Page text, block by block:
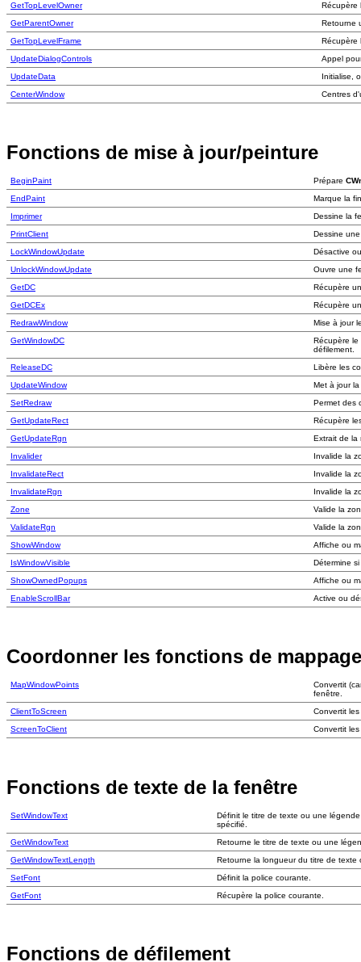
GetTopLevelOwner
Récupère
GetParentOwner
Retourne
GetTopLevelFrame
Récupère
UpdateDialogControls
Appel
UpdateData
Initialise,
CenterWindow
Centres
Fonctions de mise à jour/peinture
BeginPaint Prépare
EndPaint
Marque la
Imprimer
Dessine la
PrintClient
Dessine
LockWindowUpdate
Désactive
UnlockWindowUpdate
Ouvre une
GetDC
Récupère
GetDCEx
Récupère
RedrawWindow
Mise à jour
GetWindowDC
Récupère
défilement.
ReleaseDC
Libère les
UpdateWindow
Met à jour
SetRedraw
Permet des
GetUpdateRect
Récupère
GetUpdateRgn
Extrait de
Invalider
Invalide la
InvalidateRect
Invalide la
InvalidateRgn
Invalide la
Zone
Valide la
ValidateRgn
Valide la
ShowWindow
Affiche ou
IsWindowVisible
Détermine
ShowOwnedPopups
Affiche ou
EnableScrollBar
Active ou
Coordonner les fonctions de mappage
MapWindowPoints
Convertit
fenêtre.
ClientToScreen
Convertit
ScreenToClient
Convertit
Fonctions de texte de la fenêtre
SetWindowText
Définit le titre de texte ou une
spécifié.
GetWindowText
Retourne le titre de texte ou une
GetWindowTextLength
Retourne la longueur du titre de
SetFont
Définit la police courante.
GetFont
Récupère la police courante.
Fonctions de défilement